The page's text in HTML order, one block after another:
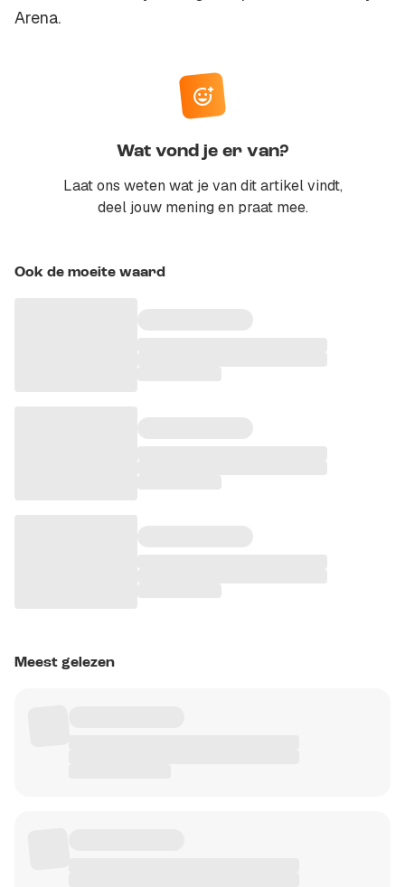
Arena.
Wat vond je er van?
Laat ons weten wat je van dit artikel vindt,
deel jouw mening en praat mee.
Ook de moeite waard
Meest gelezen